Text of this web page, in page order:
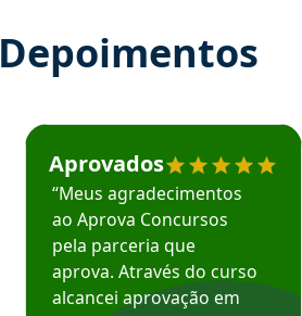
Depoimentos
Estudante José recomenda o Aprova
Aprovados
“Meus agradecimentos
ao Aprova Concursos
pela parceria que
aprova. Através do curso
alcancei aprovação em